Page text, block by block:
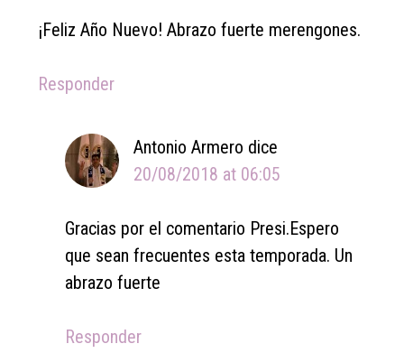
¡Feliz Año Nuevo! Abrazo fuerte merengones.
Responder
Antonio Armero dice
20/08/2018 at 06:05
Gracias por el comentario Presi.Espero
que sean frecuentes esta temporada. Un
abrazo fuerte
Responder